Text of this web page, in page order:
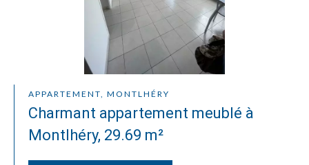
APPARTEMENT, MONTLHÉRY
Charmant appartement meublé à
Montlhéry, 29.69 m²